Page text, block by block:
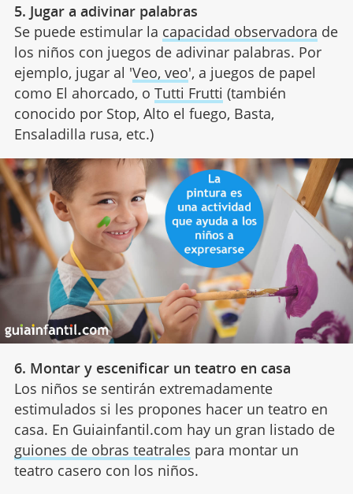
5. Jugar a adivinar palabras
Se puede estimular la capacidad observadora de
los niños con juegos de adivinar palabras. Por
ejemplo, jugar al 'Veo, veo', a juegos de papel
como El ahorcado, o Tutti Frutti (también
conocido por Stop, Alto el fuego, Basta,
Ensaladilla rusa, etc.)
6. Montar y escenificar un teatro en casa
Los niños se sentirán extremadamente
estimulados si les propones hacer un teatro en
casa. En Guiainfantil.com hay un gran listado de
guiones de obras teatrales para montar un
teatro casero con los niños.